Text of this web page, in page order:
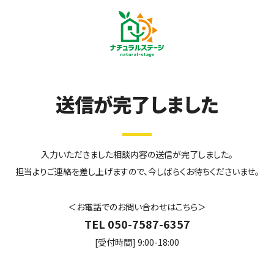
送信が完了しました
入力いただきました相談内容の送信が完了しました。
担当よりご連絡を差し上げますので、今しばらくお待ちくださいませ。
＜お電話でのお問い合わせはこちら＞
TEL 050-7587-6357
[受付時間] 9:00-18:00